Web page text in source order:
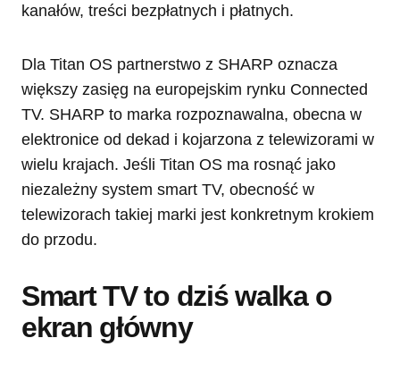
kanałów, treści bezpłatnych i płatnych.
Dla Titan OS partnerstwo z SHARP oznacza
większy zasięg na europejskim rynku Connected
TV. SHARP to marka rozpoznawalna, obecna w
elektronice od dekad i kojarzona z telewizorami w
wielu krajach. Jeśli Titan OS ma rosnąć jako
niezależny system smart TV, obecność w
telewizorach takiej marki jest konkretnym krokiem
do przodu.
Smart TV to dziś walka o
ekran główny